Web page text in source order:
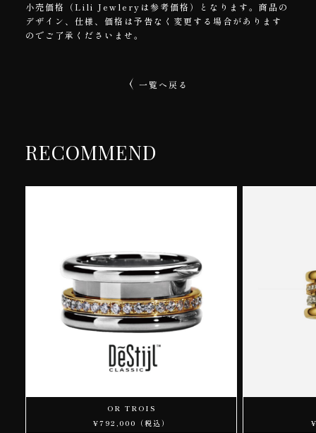
小売価格（Lili Jewleryは参考価格）となります。商品の
デザイン、仕様、価格は予告なく変更する場合があります
のでご了承くださいませ。
一覧へ戻る
RECOMMEND
OR TROIS
¥792,000（税込）